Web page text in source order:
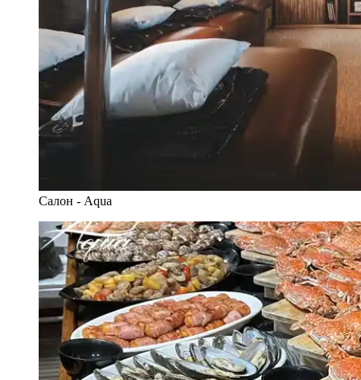
Салон - Aqua